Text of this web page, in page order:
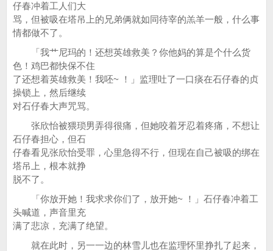
仔春冲着工人们大
骂，但被吸在塔吊上的兄弟俩就如同待宰的羔羊一般，什么事
情都做不了。
「我艹尼玛的！还想英雄救美？你他妈的算是个什么货
色！鸡巴都快保不住
了还想着英雄救美！我呸~ ！」监理吐了一口痰在石仔春的贞
操锁上，然后继续
对石仔春大声咒骂。
张欣怡被猥琐男弄得很痛，但她咬着牙忍着疼痛，不想让
石仔春担心，但石
仔春看见张欣怡受罪，心里急得不行，但现在自己被吸的绑在
塔吊上，根本就挣
脱不了。
「你放开她！我求求你们了，放开她~ ！」石仔春冲着工
头喊道，声音里充
满了悲凉，充满了绝望。
就在此时，另一一边的林雪儿也在监理怀里挣扎了起来，